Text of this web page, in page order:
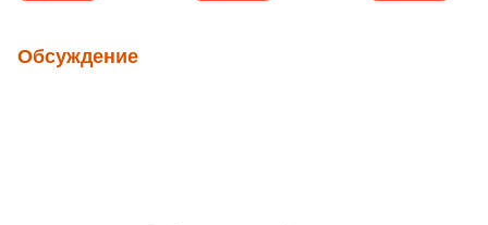
Обсуждение